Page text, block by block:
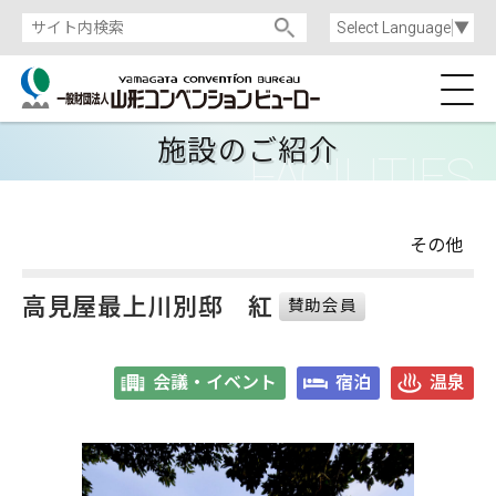
Select Language▼
施設のご紹介
その他
高見屋最上川別邸 紅 賛助会員
会議・イベント 宿泊 温泉